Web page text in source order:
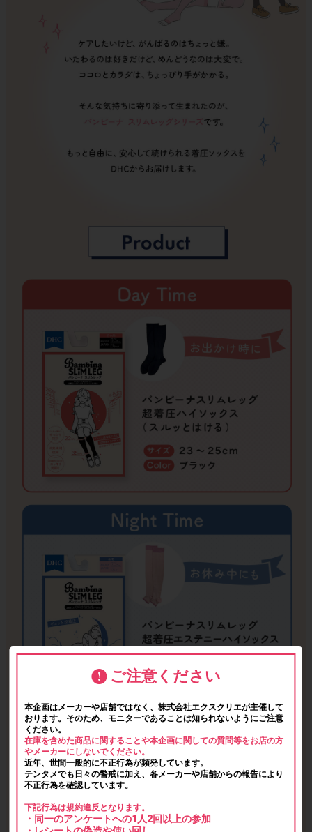
ご注意ください
本企画はメーカーや店舗ではなく、株式会社エクスクリエが主催して
おります。そのため、モニターであることは知られないようにご注意
ください。
在庫を含めた商品に関することや本企画に関しての質問等をお店の方
やメーカーにしないでください。
近年、世間一般的に不正行為が頻発しています。
テンタメでも日々の警戒に加え、各メーカーや店舗からの報告により
不正行為を確認しています。
下記行為は規約違反となります。
・同一のアンケートへの1人2回以上の参加